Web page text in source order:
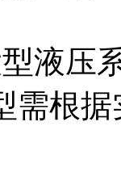
液压
需根